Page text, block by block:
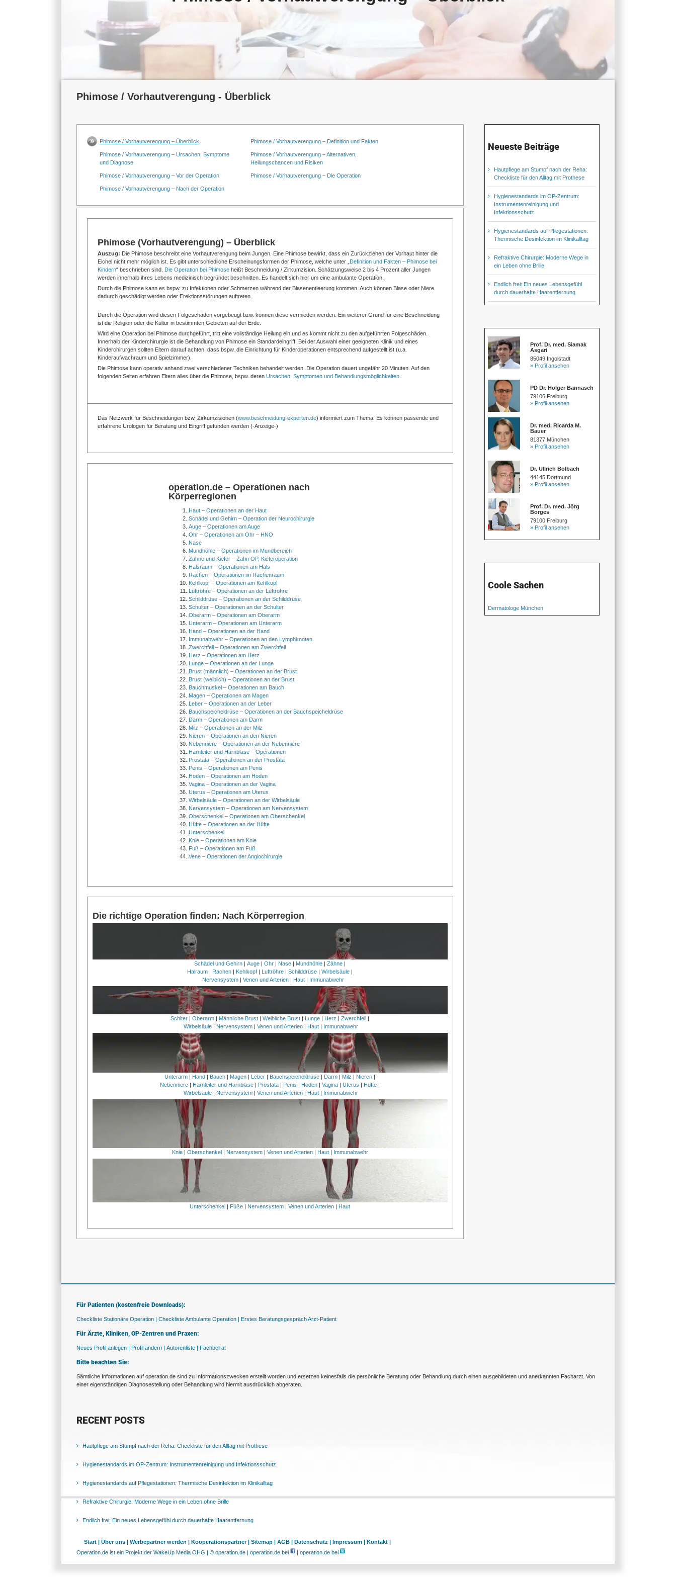
Phimose / Vorhautverengung - Überblick
Phimose / Vorhautverengung – Überblick Phimose / Vorhautverengung – Definition und Fakten
Phimose / Vorhautverengung – Ursachen, Symptome
und Diagnose
Phimose / Vorhautverengung – Alternativen,
Heilungschancen und Risiken
Phimose / Vorhautverengung – Vor der Operation Phimose / Vorhautverengung – Die Operation
Phimose / Vorhautverengung – Nach der Operation
Phimose (Vorhautverengung) – Überblick
Auszug: Die Phimose beschreibt eine Vorhautverengung beim Jungen. Eine Phimose bewirkt, dass ein Zurückziehen der Vorhaut hinter die
Eichel nicht mehr möglich ist. Es gibt unterschiedliche Erscheinungsformen der Phimose, welche unter „ Definition und Fakten – Phimose bei
Kindern“ beschrieben sind. Die Operation bei Phimoseheißt Beschneidung / Zirkumzision. Schätzungsweise 2 bis 4 Prozent aller Jungen
werden innerhalb ihres Lebens medizinisch begründet beschnitten. Es handelt sich hier um eine ambulante Operation.
Durch die Phimose kann es bspw. zu Infektionen oder Schmerzen während der Blasenentleerung kommen. Auch können Blase oder Niere
dadurch geschädigt werden oder Erektionsstörungen auftreten.
Durch die Operation wird diesen Folgeschäden vorgebeugt bzw. können diese vermieden werden. Ein weiterer Grund für eine Beschneidung
ist die Religion oder die Kultur in bestimmten Gebieten auf der Erde.
Wird eine Operation bei Phimose durchgeführt, tritt eine vollständige Heilung ein und es kommt nicht zu den aufgeführten Folgeschäden.
Innerhalb der Kinderchirurgie ist die Behandlung von Phimose ein Standardeingriff. Bei der Auswahl einer geeigneten Klinik und eines
Kinderchirurgen sollten Eltern darauf achten, dass bspw. die Einrichtung für Kinderoperationen entsprechend aufgestellt ist (u.a.
Kinderaufwachraum und Spielzimmer).
Die Phimose kann operativ anhand zwei verschiedener Techniken behandelt werden. Die Operation dauert ungefähr 20 Minuten. Auf den
folgenden Seiten erfahren Eltern alles über die Phimose, bspw. deren Ursachen, Symptomen und Behandlungsmöglichkeiten.
Das Netzwerk für Beschneidungen bzw. Zirkumzisionen (www.beschneidung-experten.de) informiert zum Thema. Es können passende und
erfahrene Urologen für Beratung und Eingriff gefunden werden (-Anzeige-)
operation.de – Operationen nach
Körperregionen
Haut – Operationen an der Haut
Schädel und Gehirn – Operation der Neurochirurgie
Auge – Operationen am Auge
Ohr – Operationen am Ohr – HNO
Nase
Mundhöhle – Operationen im Mundbereich
Zähne und Kiefer – Zahn OP, Kieferoperation
Halsraum – Operationen am Hals
Rachen – Operationen im Rachenraum
Kehlkopf – Operationen am Kehlkopf
Luftröhre – Operationen an der Luftröhre
Schilddrüse – Operationen an der Schilddrüse
Schulter – Operationen an der Schulter
Oberarm – Operationen am Oberarm
Unterarm – Operationen am Unterarm
Hand – Operationen an der Hand
Immunabwehr – Operationen an den Lymphknoten
Zwerchfell – Operationen am Zwerchfell
Herz – Operationen am Herz
Lunge – Operationen an der Lunge
Brust (männlich) – Operationen an der Brust
Brust (weiblich) – Operationen an der Brust
Bauchmuskel – Operationen am Bauch
Magen – Operationen am Magen
Leber – Operationen an der Leber
Bauchspeicheldrüse – Operationen an der Bauchspeicheldrüse
Darm – Operationen am Darm
Milz – Operationen an der Milz
Nieren – Operationen an den Nieren
Nebenniere – Operationen an der Nebenniere
Harnleiter und Harnblase – Operationen
Prostata – Operationen an der Prostata
Penis – Operationen am Penis
Hoden – Operationen am Hoden
Vagina – Operationen an der Vagina
Uterus – Operationen am Uterus
Wirbelsäule – Operationen an der Wirbelsäule
Nervensystem – Operationen am Nervensystem
Oberschenkel – Operationen am Oberschenkel
Hüfte – Operationen an der Hüfte
Unterschenkel
Knie – Operationen am Knie
Fuß – Operationen am Fuß
Vene – Operationen der Angiochirurgie
Die richtige Operation finden: Nach Körperregion
Schädel und Gehirn |Auge |Ohr Nase Mundhöhle |Zähne
Halraum
Rachen Kehlkopf Luftröhre |Schilddrüse |Wirbelsäule
Nervensystem| Venen und Arterien| Haut| Immunabwehr
Schlter |Oberarm | Männliche Brust |Weibliche Brust | Lunge | Herz |Zwerchfell |
Wirbelsäule| Nervensystem| Venen und Arterien| Haut| Immunabwehr
Unterarm | Hand | Bauch | Magen | Leber | Bauchspeicheldrüse | Darm | Milz | Nieren |
Nebenniere | Harnleiter und Harnblase | Prostata | Penis | Hoden |Vagina |Uterus | Hüfte |
Wirbelsäule| Nervensystem| Venen und Arterien| Haut| Immunabwehr
Knie| Oberschenkel| Nervensystem| Venen und Arterien| Haut| Immunabwehr
Unterschenkel Füße Nervensystem |Venen und Arterien Haut
Neueste Beiträge
Hautpflege am Stumpf nach der Reha:
Checkliste für den Alltag mit Prothese
Hygienestandards im OP-Zentrum:
Instrumentenreinigung und
Infektionsschutz
Hygienestandards auf Pflegestationen:
Thermische Desinfektion im Klinikalltag
Refraktive Chirurgie: Moderne Wege in
ein Leben ohne Brille
Endlich frei: Ein neues Lebensgefühl
durch dauerhafte Haarentfernung
Prof. Dr. med. Siamak
Asgari
85049 Ingolstadt
» Profil ansehen
PD Dr. Holger Bannasch
79106 Freiburg
» Profil ansehen
Dr. med. Ricarda M.
Bauer
81377 München
» Profil ansehen
Dr. Ullrich Bolbach
44145 Dortmund
» Profil ansehen
Prof. Dr. med. Jörg
Borges
79100 Freiburg
» Profil ansehen
Coole Sachen
Dermatologe München
Für Patienten (kostenfreie Downloads):
Checkliste Stationäre Operation | Checkliste Ambulante Operation | Erstes Beratungsgespräch Arzt-Patient
Für Ärzte, Kliniken, OP-Zentren und Praxen:
Neues Profil anlegen | Profil ändern | Autorenliste | Fachbeirat
Bitte beachten Sie:
Sämtliche Informationen auf operation.de sind zu Informationszwecken erstellt worden und ersetzen keinesfalls die persönliche Beratung oder Behandlung durch einen ausgebildeten und anerkannten Facharzt. Von
einer eigenständigen Diagnosestellung oder Behandlung wird hiermit ausdrücklich abgeraten.
RECENT POSTS
Hautpflege am Stumpf nach der Reha: Checkliste für den Alltag mit Prothese
Hygienestandards im OP-Zentrum: Instrumentenreinigung und Infektionsschutz
Hygienestandards auf Pflegestationen: Thermische Desinfektion im Klinikalltag
Refraktive Chirurgie: Moderne Wege in ein Leben ohne Brille
Endlich frei: Ein neues Lebensgefühl durch dauerhafte Haarentfernung
Start | Über uns | Werbepartner werden | Kooperationspartner | Sitemap | AGB | Datenschutz | Impressum |
Kontakt |
Operation.de ist ein Projekt der WakeUp Media OHG | © operation.de | operation.de bei
| operation.de bei